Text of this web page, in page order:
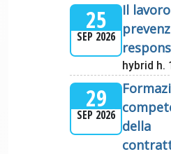
25
SEP 2026
Il
hybrid h.
29
SEP 2026
della